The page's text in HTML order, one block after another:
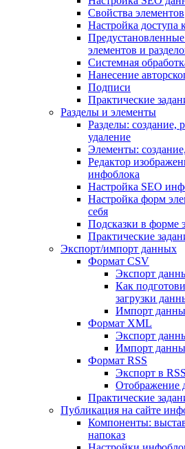
Свойства элементов
Настройка доступа
элементов и
Системная
Нанесение
Подписи
Практические
Разделы и элементы
Разделы: создание,
удаление
Элементы:
Редактор
инфоблока
Настройка SEO
Настройка форм
себя
Подсказки в форме
Практические
Экспорт/импорт данных
Формат CSV
Экспорт
Как
загрузки
Импорт
Формат XML
Экспорт
Импорт
Формат RSS
Экспорт в RSS
Отображение
Практические
Публикация на сайте
Компоненты:
напоказ